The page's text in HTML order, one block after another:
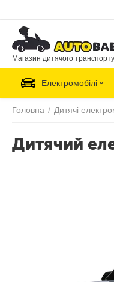
Магазин дитячого транспорту
Електромобілі
Головна / Дитячі
Дитячий